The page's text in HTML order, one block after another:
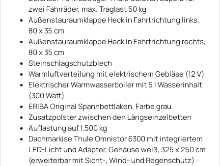
zwei Fahrräder, max. Traglast 50 kg
Außenstauraumklappe Heck in Fahrtrichtung links,
80 x 35 cm
Außenstauraumklappe Heck in Fahrtrichtung rechts,
80 x 35 cm
Steinschlagschutzblech
Warmluftverteilung mit elektrischem Gebläse (12 V)
Elektrischer Warmwasserboiler mit 5 l Wasserinhalt
(300 Watt)
ERIBA Original Spannbettlaken, Farbe grau
Zusatzpolster zwischen den Längseinzelbetten
Auflastung auf 1.500 kg
Dachmarkise Thule Omnistor 6300 mit integriertem
LED-Licht und Adapter, Gehäuse weiß, 325 x 250 cm
(erweiterbar mit Sicht-, Wind- und Regenschutz)